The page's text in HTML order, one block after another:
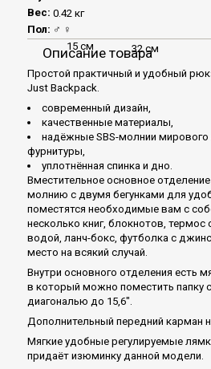
15 см 32 см
Вес: 0.42 кг
Пол: ♂ ♀
Описание товара
Простой практичный и удобный
Just Backpack.
cовременный дизайн,
качественные материалы,
надёжные SBS-молнии
фурнитуры,
уплотнённая спинка и дно.
Вместительное основное
молнию с двумя бегунками для
поместятся необходимые вам с
несколько книг, блокнотов, термос
водой, ланч-бокс, футболка с
место на всякий случай.
Внутри основного отделения есть
в который можно поместить папку
диагональю до 15,6".
Дополнительный передний карман
Мягкие удобные регулируемые
придаёт изюминку данной модели.